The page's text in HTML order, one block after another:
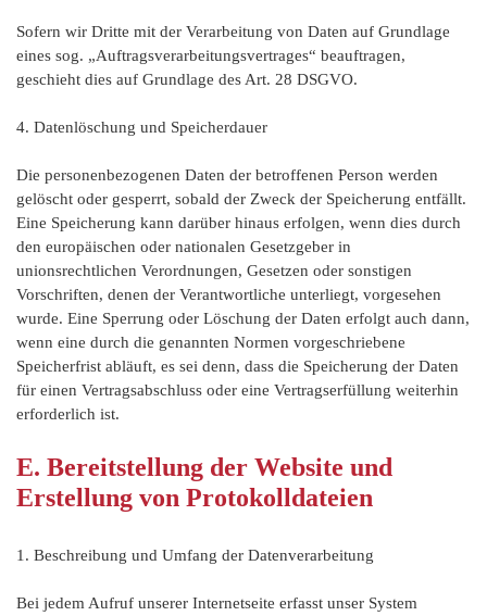
Sofern wir Dritte mit der Verarbeitung von Daten auf Grundlage
eines sog. „Auftragsverarbeitungsvertrages“ beauftragen,
geschieht dies auf Grundlage des Art. 28 DSGVO.
4. Datenlöschung und Speicherdauer
Die personenbezogenen Daten der betroffenen Person werden
gelöscht oder gesperrt, sobald der Zweck der Speicherung entfällt.
Eine Speicherung kann darüber hinaus erfolgen, wenn dies durch
den europäischen oder nationalen Gesetzgeber in
unionsrechtlichen Verordnungen, Gesetzen oder sonstigen
Vorschriften, denen der Verantwortliche unterliegt, vorgesehen
wurde. Eine Sperrung oder Löschung der Daten erfolgt auch dann,
wenn eine durch die genannten Normen vorgeschriebene
Speicherfrist abläuft, es sei denn, dass die Speicherung der Daten
für einen Vertragsabschluss oder eine Vertragserfüllung weiterhin
erforderlich ist.
E. Bereitstellung der Website und
Erstellung von Protokolldateien
1. Beschreibung und Umfang der Datenverarbeitung
Bei jedem Aufruf unserer Internetseite erfasst unser System